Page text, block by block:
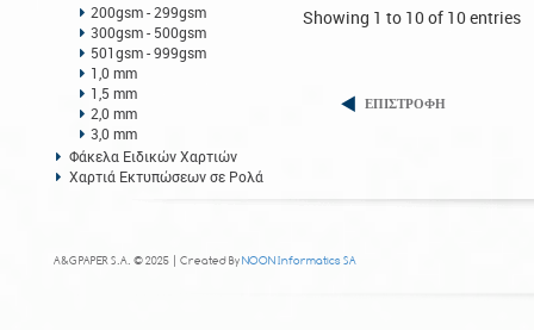
200gsm - 299gsm
300gsm - 500gsm
501gsm - 999gsm
1,0 mm
1,5 mm
2,0 mm
3,0 mm
Φάκελα Ειδικών Χαρτιών
Χαρτιά Εκτυπώσεων σε Ρολά
Showing 1 to 10 of 10 entries
ΕΠΙΣΤΡΟΦΗ
A&G PAPER S.A. © 2025 | Created ByNOON Informatics SA